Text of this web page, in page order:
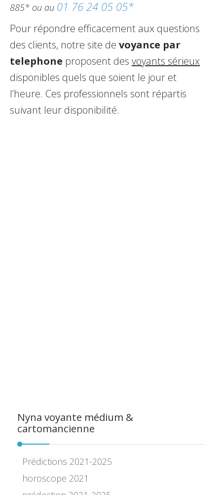
885* ou au 01 76 24 05 05*
Pour répondre efficacement aux questions
des clients, notre site de voyance par
telephone proposent des voyants sérieux
disponibles quels que soient le jour et
l’heure. Ces professionnels sont répartis
suivant leur disponibilité.
Nyna voyante médium &
cartomancienne
Prédictions 2021-2025
horoscope 2021